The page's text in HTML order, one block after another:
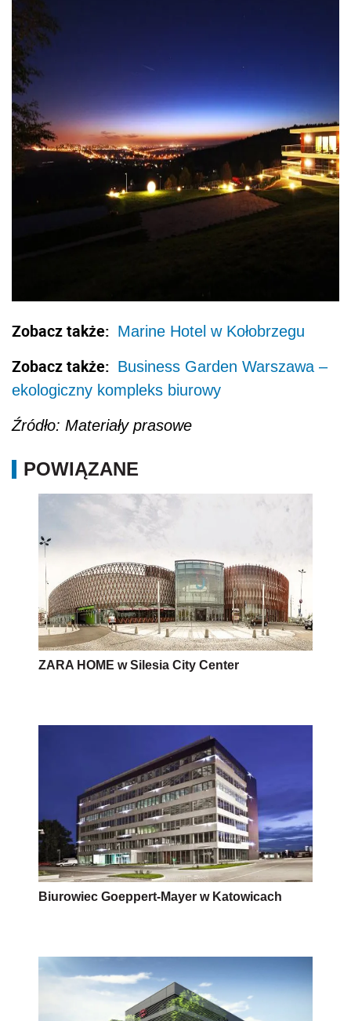
Zobacz także: Marine Hotel w Kołobrzegu
Zobacz także: Business Garden Warszawa –
ekologiczny kompleks biurowy
Źródło: Materiały prasowe
POWIĄZANE
ZARA HOME w Silesia City Center
Biurowiec Goeppert-Mayer w Katowicach